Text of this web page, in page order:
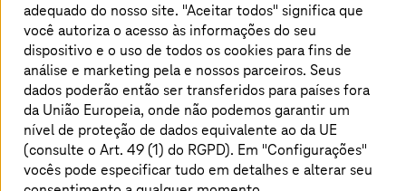
Por que escolher aT-Systems como sua
parceira para consultoria e
transformação de nuvem?
Soberania e
adequado do nosso site. "Aceitar todos" significa que
você autoriza o acesso às informações do seu
dispositivo e o uso de todos os cookies para fins de
análise e marketing pelae nossos parceiros. Seus
dados poderão então ser transferidos para países fora
da União Europeia, onde não podemos garantir um
nível de proteção de dados equivalente ao da UE
(consulte o Art. 49 (1) do RGPD). Em "Configurações"
vocês pode especificar tudo em detalhes e alterar seu